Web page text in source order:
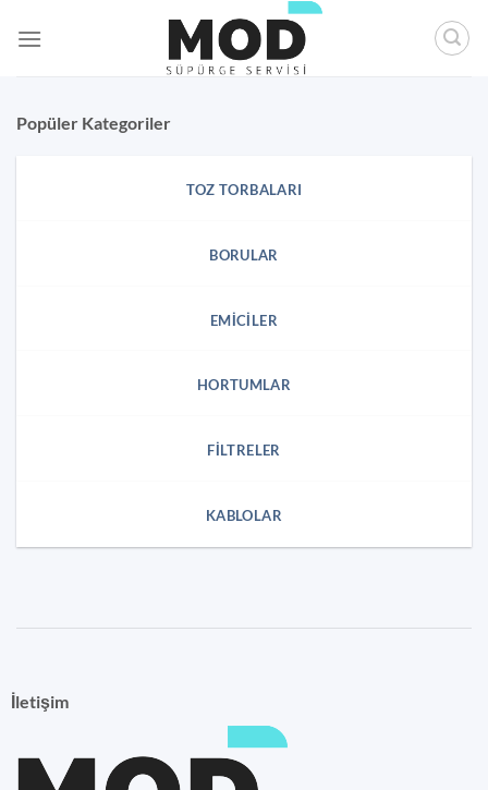
atla
Popüler Kategoriler
TOZ TORBALARI
BORULAR
EMICILER
HORTUMLAR
FILTRELER
KABLOLAR
İletişim